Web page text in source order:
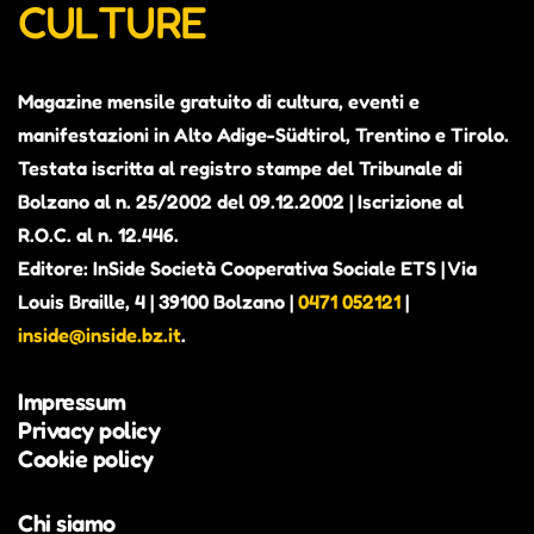
Mar 15 Dicembre, 2026
Sab 19 Dicembre, 2026 09:00-10:30 |
Mar 22 Dicembre, 2026 15:00-16:30 |
Gio 24 Dicembre, 2026 09:00-10:30 |
Sab 26 Dicembre, 2026
Mar 29 Dicembre, 2026
Gio 31 Dicembre, 2026
CULTURE
Magazine mensile gratuito di cultura, eventi e
manifestazioni in Alto Adige-Südtirol, Trentino e Tirolo.
Testata iscritta al registro stampe del Tribunale di
Bolzano al n. 25/2002 del 09.12.2002 | Iscrizione al
R.O.C. al n. 12.446.
Editore: InSide Società Cooperativa Sociale ETS | Via
Louis Braille, 4 | 39100 Bolzano | 0471 052121 |
inside@inside.bz.it.
Impressum
Privacy policy
Cookie policy
Chi siamo